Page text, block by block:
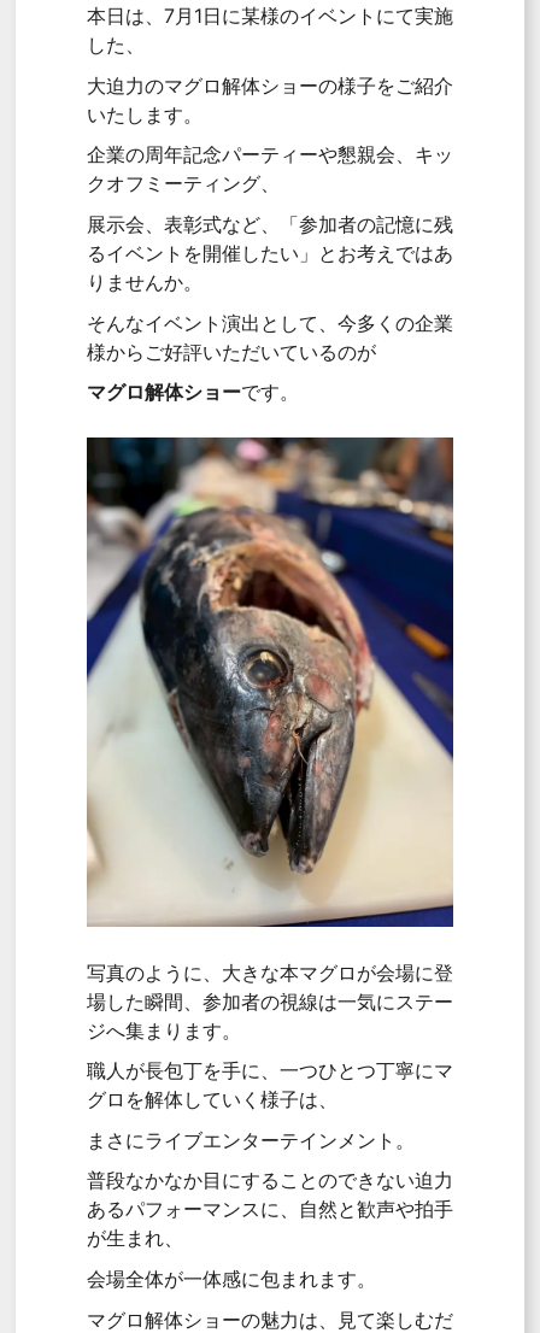
本日は、7月1日に某様のイベントにて実施
した、
大迫力のマグロ解体ショーの様子をご紹介
いたします。
企業の周年記念パーティーや懇親会、キッ
クオフミーティング、
展示会、表彰式など、「参加者の記憶に残
るイベントを開催したい」とお考えではあ
りませんか。
そんなイベント演出として、今多くの企業
様からご好評いただいているのが
マグロ解体ショーです。
写真のように、大きな本マグロが会場に登
場した瞬間、参加者の視線は一気にステー
ジへ集まります。
職人が長包丁を手に、一つひとつ丁寧にマ
グロを解体していく様子は、
まさにライブエンターテインメント。
普段なかなか目にすることのできない迫力
あるパフォーマンスに、自然と歓声や拍手
が生まれ、
会場全体が一体感に包まれます。
マグロ解体ショーの魅力は、見て楽しむだ